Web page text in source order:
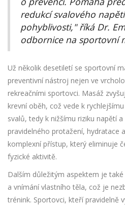
redukcí svalového
pohyblivosti," říká Dr.
odbornice na sportovní
Už několik desetiletí se sportovní
preventivní nástroj nejen ve
rekreačními sportovci. Masáž
krevní oběh, což vede k
svalů, tedy k nižšímu riziku napětí
pravidelného protažení, hydratace a
komplexní přístup, který eliminuje
fyzické aktivitě.
Dalším důležitým aspektem je
a vnímání vlastního těla, což je
trénink. Sportovci, kteří pravidelně